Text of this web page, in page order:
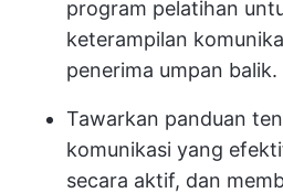
program pelatihan
keterampilan
penerima umpan balik.
Tawarkan panduan
komunikasi yang
secara aktif, dan